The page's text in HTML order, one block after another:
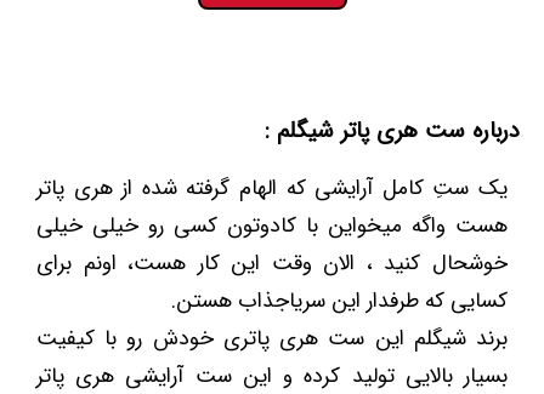
درباره ست هری پاتر شیگلم :
یک ستِ کامل آرایشی که الهام گرفته شده از هری پاتر
هست واگه میخواین با کادوتون کسی رو خیلی خیلی
خوشحال کنید ، الان وقت این کار هست، اونم برای
کسایی که طرفدار این سریاجذاب هستن.
برند شیگلم این ست هری پاتری خودش رو با کیفیت
بسیار بالایی تولید کرده و این ست آرایشی هری پاتر